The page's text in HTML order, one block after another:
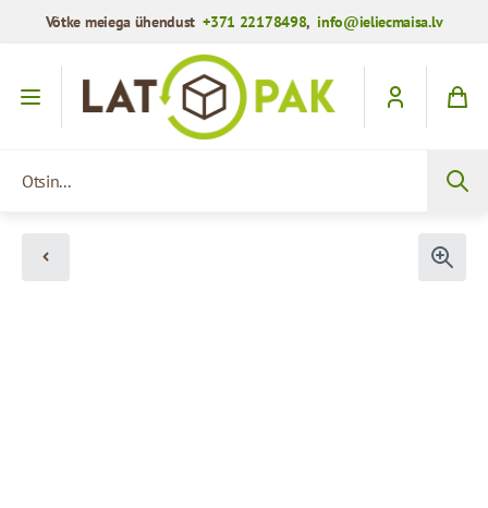
Võtke meiega ühendust+371 22178498,info@ieliecmaisa.lv